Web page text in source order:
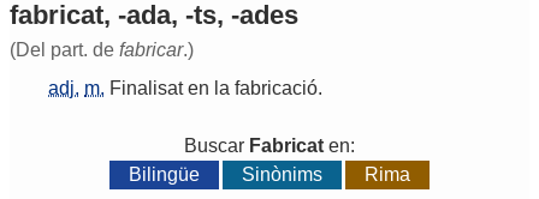
fabricat, -ada, -ts, -ades
(Del part. de fabricar.)
adj. m. Finalisat en la fabricació.
Buscar Fabricat en:
Bilingüe
Sinònims Rima